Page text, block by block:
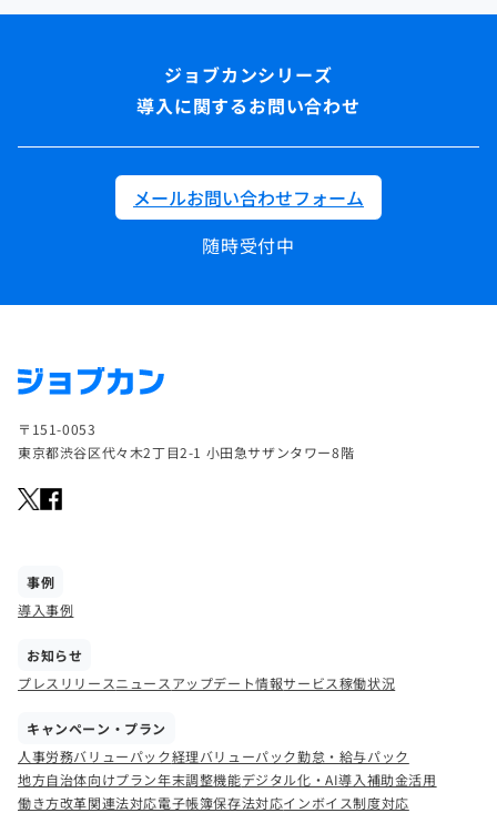
導入に関するお問い合わせ
メールお問い合わせフォーム
随時受付中
〒151-0053
東京都渋谷区代々木2丁目2-1 小田急サザンタワー8階
事例
導入事例
お知らせ
プレスリリースニュース アップデート情報サービス稼働状況
キャンペーン・プラン
人事労務バリューパック経理バリューパック勤怠・給与パック
地方自治体向けプラン年末調整機能デジタル化・AI導入補助金活用
働き方改革関連法対応電子帳簿保存法対応インボイス制度対応